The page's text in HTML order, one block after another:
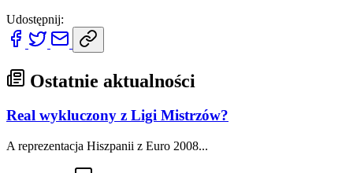
Udostępnij:
Ostatnie aktualności
Real wykluczony z Ligi Mistrzów?
A reprezentacja Hiszpanii z Euro 2008...